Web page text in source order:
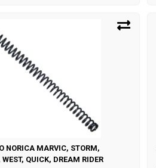
NORICA MARVIC, STORM,
WEST, QUICK, DREAM RIDER